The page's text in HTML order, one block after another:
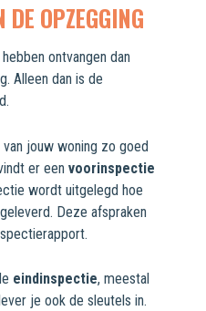
OPZEGGING
ontvangen dan
Alleen dan is de
jouw woning zo goed
er een voorinspectie
wordt uitgelegd hoe
Deze afspraken
eindinspectie, meestal
je ook de sleutels in.